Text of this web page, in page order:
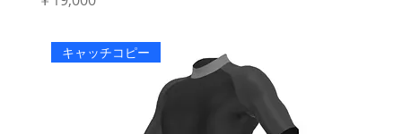
キャッチコピー